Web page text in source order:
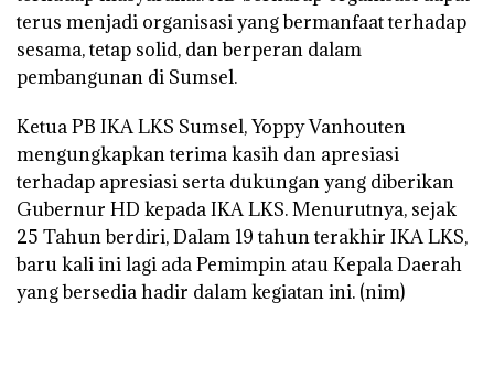
terus menjadi organisasi yang bermanfaat terhadap
sesama, tetap solid, dan berperan dalam
pembangunan di Sumsel.
Ketua PB IKA LKS Sumsel, Yoppy Vanhouten
mengungkapkan terima kasih dan apresiasi
terhadap apresiasi serta dukungan yang diberikan
Gubernur HD kepada IKA LKS. Menurutnya, sejak
25 Tahun berdiri, Dalam 19 tahun terakhir IKA LKS,
baru kali ini lagi ada Pemimpin atau Kepala Daerah
yang bersedia hadir dalam kegiatan ini. (nim)